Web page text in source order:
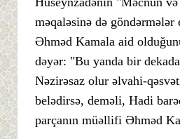
məqaləsinə də
Əhməd Kamala aid
dəyər: "Bu yanda bir
Nəzirəsaz olur əlvahi-
belədirsə, deməli, Hadi
parçanın müəllifi Əhməd